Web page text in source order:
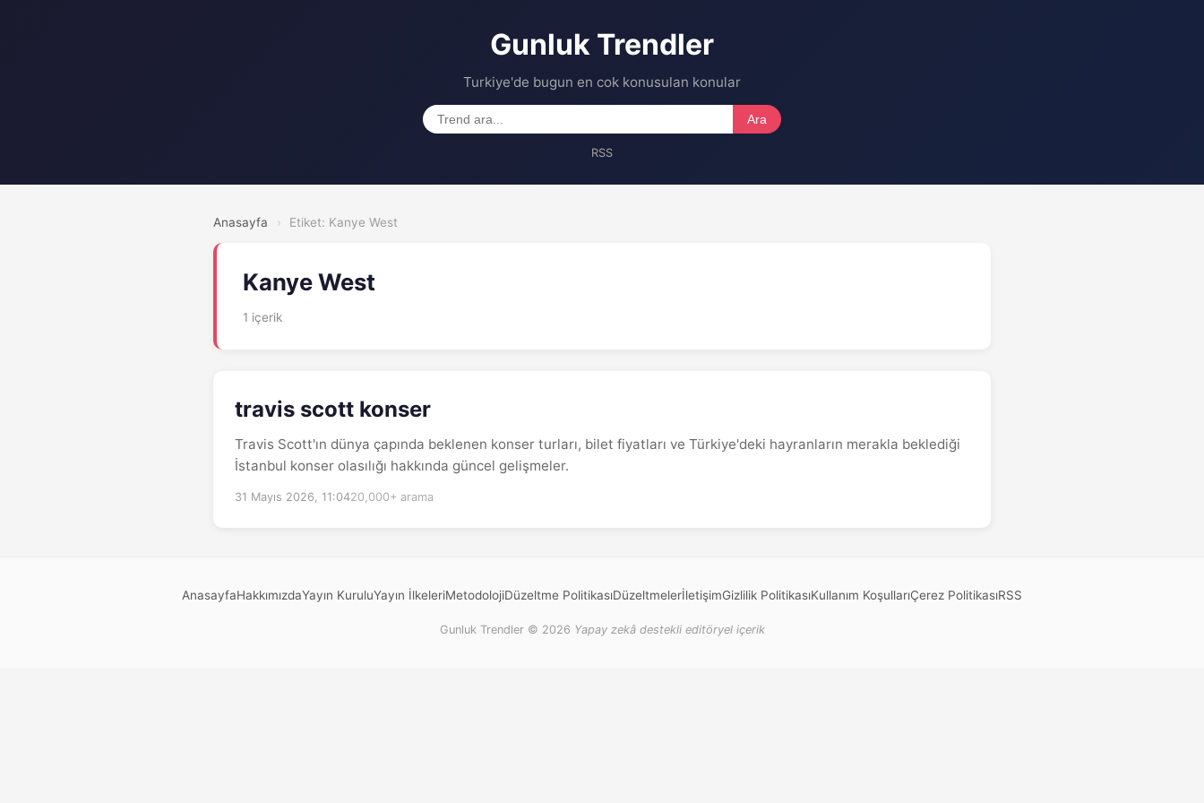
Gunluk Trendler
Turkiye'de bugun en cok konusulan konular
Ara
RSS
Anasayfa › Etiket: Kanye West
Kanye West
1 içerik
travis scott konser
Travis Scott'ın dünya çapında beklenen konser turları, bilet fiyatları ve Türkiye'deki hayranların merakla beklediği
İstanbul konser olasılığı hakkında güncel gelişmeler.
31 Mayıs 2026, 11:0420,000+ arama
AnasayfaHakkımızdaYayın KuruluYayın İlkeleriMetodolojiDüzeltme PolitikasıDüzeltmelerİletişimGizlilik PolitikasıKullanım KoşullarıÇerez PolitikasıRSS
Gunluk Trendler © 2026 Yapay zekâ destekli editöryel içerik